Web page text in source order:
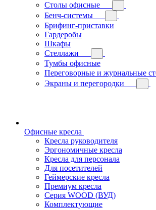
Cтолы офисные
Бенч-системы
Брифинг-приставки
Гардеробы
Шкафы
Стеллажи
Тумбы офисные
Переговорные и журнальные
Экраны и перегородки
Офисные кресла
Кресла руководителя
Эргономичные кресла
Кресла для персонала
Для посетителей
Геймерские кресла
Премиум кресла
Серия WOOD (ВУД)
Комплектующие